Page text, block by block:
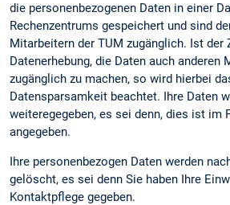
die personenbezogenen Daten in einer
Rechenzentrums gespeichert und sind
Mitarbeitern der TUM zugänglich. Ist der
Datenerhebung, die Daten auch anderen
zugänglich zu machen, so wird hierbei
Datensparsamkeit beachtet. Ihre Daten
weiteregegeben, es sei denn, dies ist im
angegeben.
Ihre personenbezogen Daten werden
gelöscht, es sei denn Sie haben Ihre
Kontaktpflege gegeben.